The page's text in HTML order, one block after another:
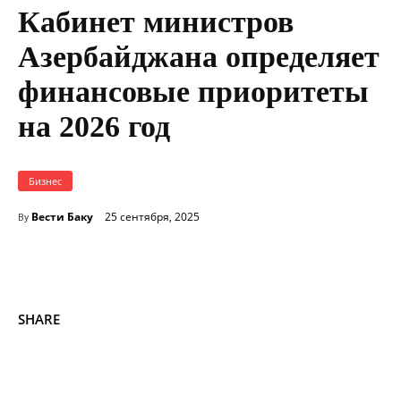
Кабинет министров
Азербайджана определяет
финансовые приоритеты
на 2026 год
Бизнес
By Вести Баку 25 сентября, 2025
SHARE